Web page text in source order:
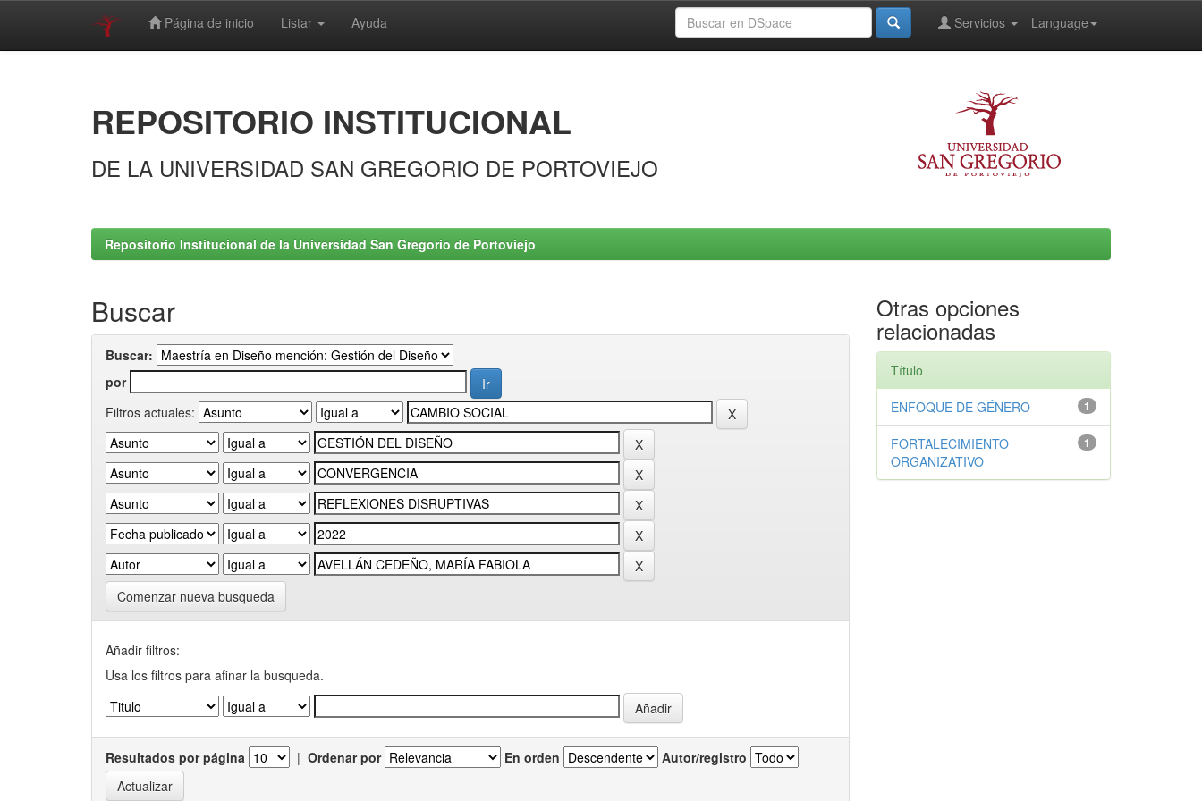
Página de inicio Listar Ayuda Language
Servicios
REPOSITORIO INSTITUCIONAL
DE LA UNIVERSIDAD SAN GREGORIO DE PORTOVIEJO
Repositorio Institucional de la Universidad San Gregorio de Portoviejo
Buscar
Buscar:
por
Filtros actuales:
Comenzar nueva busqueda
Añadir filtros:
Usa los filtros para afinar la busqueda.
Resultados por página | Ordenar por En orden Autor/registro
Otras opciones
relacionadas
Título
1
ENFOQUE DE GÉNERO
1
FORTALECIMIENTO
ORGANIZATIVO